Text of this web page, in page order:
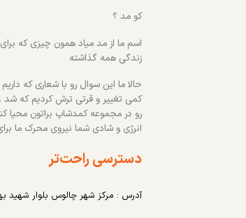
کو مد ؟
اسم ما از مد میاد همون چیزی که
زندگی همه گذاشته
حالا ما این سوال رو با شعاری که
کمی تغییر و قرتی ترش کردیم که
رو در مجموعه کمدشاپ براتون محیا
انرژی و شادی شما نیروی محرک ما
دسترسی راحت‌تر
آدرس : مرکز شهر چالوس بلوار شهید